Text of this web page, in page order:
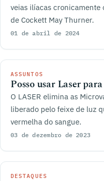
veias ilíacas
de Cockett May Thurner.
01 de abril de 2024
ASSUNTOS
Posso usar Laser
O LASER elimina as
liberado pelo feixe de luz
vermelha do sangue.
03 de dezembro de 2023
DESTAQUES